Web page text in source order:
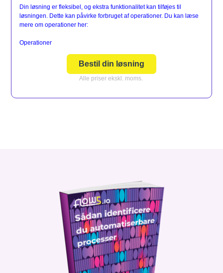
Din løsning er fleksibel, og ekstra funktionalitet kan tilføjes til
løsningen. Dette kan påvirke forbruget af operationer. Du kan læse
mere om operationer her:
Operationer
Bestil din løsning
Alle priser ekskl. moms.